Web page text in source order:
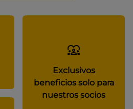
Exclusivos
beneficios solo para
nuestros socios